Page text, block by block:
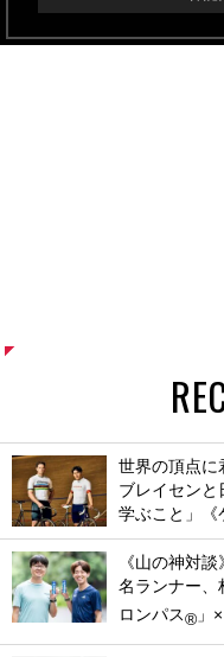
世界の頂点に
ブレイセンと
学ぶこと」《
《山の神対
名ランナー、
ロンパス® 」